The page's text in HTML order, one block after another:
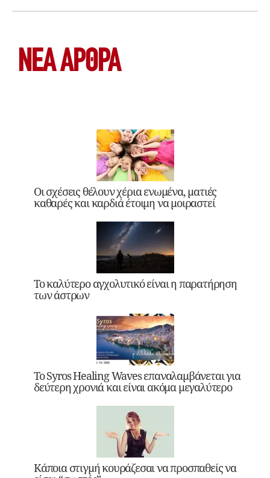
ΝΕΑ ΆΡΘΡΑ
Οι σχέσεις θέλουν χέρια ενωμένα, ματιές
καθαρές και καρδιά έτοιμη να μοιραστεί
Το καλύτερο αγχολυτικό είναι η παρατήρηση
των άστρων
Το Syros Healing Waves επαναλαμβάνεται για
δεύτερη χρονιά και είναι ακόμα μεγαλύτερο
Κάποια στιγμή κουράζεσαι να προσπαθείς να